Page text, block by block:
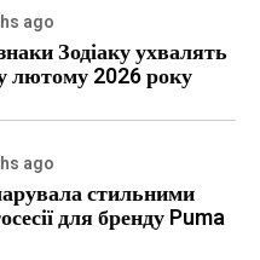
ago
Зодіаку ухвалять
лютому 2026 року
ago
стильними
для бренду Puma